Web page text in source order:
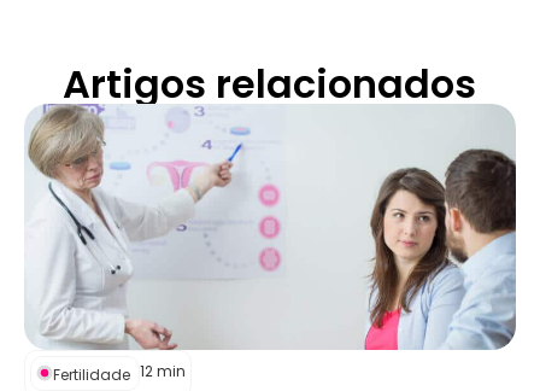
Artigos relacionados
Fertilidade 12min